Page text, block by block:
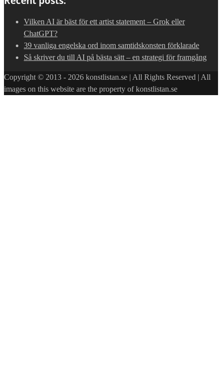
Vilken AI är bäst för ett artist statement – Grok eller
ChatGPT?
39 vanliga engelska ord inom samtidskonsten förklarade
Så skriver du till AI på bästa sätt – en strategi för framgång
Copyright © 2013 - 2026 konstlistan.se | All Rights Reserved | All
images on this website are the property of konstlistan.se